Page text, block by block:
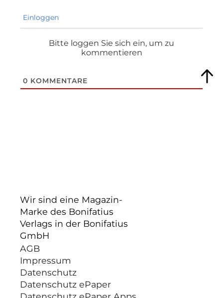
Einloggen
Bitte loggen Sie sich ein, um zu
kommentieren
0 KOMMENTARE
Wir sind eine Magazin-
Marke des Bonifatius
Verlags in der Bonifatius
GmbH
AGB
Impressum
Datenschutz
Datenschutz ePaper